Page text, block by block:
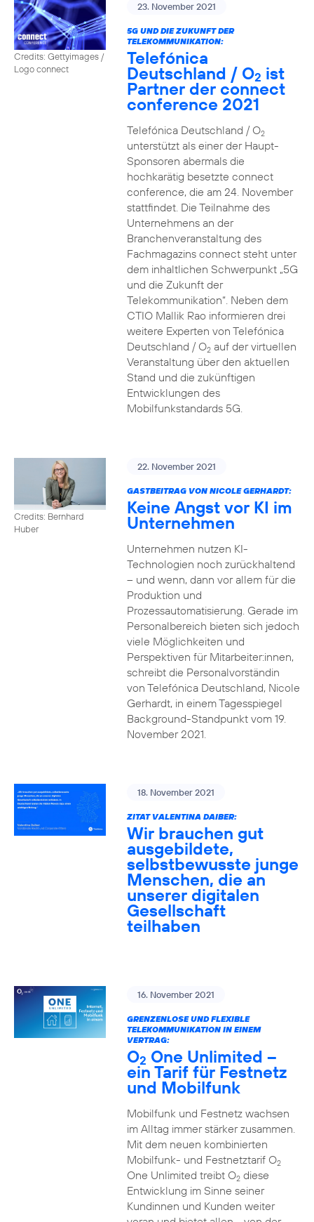
Credits: Gettyimages /
Logo connect
23. November 2021
5G UND DIE ZUKUNFT DER
TELEKOMMUNIKATION:
Telefónica
Deutschland / O2 ist
Partner der connect
conference 2021
Telefónica Deutschland / O2
unterstützt als einer der Haupt-
Sponsoren abermals die
hochkarätig besetzte connect
conference, die am 24. November
stattfindet. Die Teilnahme des
Unternehmens an der
Branchenveranstaltung des
Fachmagazins connect steht unter
dem inhaltlichen Schwerpunkt „5G
und die Zukunft der
Telekommunikation“. Neben dem
CTIO Mallik Rao informieren drei
weitere Experten von Telefónica
Deutschland / O2auf der virtuellen
Veranstaltung über den aktuellen
Stand und die zukünftigen
Entwicklungen des
Mobilfunkstandards 5G.
Credits: Bernhard
Huber
22. November 2021
GASTBEITRAG VON NICOLE GERHARDT:
Keine Angst vor KI im
Unternehmen
Unternehmen nutzen KI-
Technologien noch zurückhaltend
– und wenn, dann vor allem für die
Produktion und
Prozessautomatisierung. Gerade im
Personalbereich bieten sich jedoch
viele Möglichkeiten und
Perspektiven für Mitarbeiter:innen,
schreibt die Personalvorständin
von Telefónica Deutschland, Nicole
Gerhardt, in einem Tagesspiegel
Background-Standpunkt vom 19.
November 2021.
18. November 2021
ZITAT VALENTINA DAIBER:
Wir brauchen gut
ausgebildete,
selbstbewusste junge
Menschen, die an
unserer digitalen
Gesellschaft
teilhaben
16. November 2021
GRENZENLOSE UND FLEXIBLE
TELEKOMMUNIKATION IN EINEM
VERTRAG:
O2 One Unlimited –
ein Tarif für Festnetz
und Mobilfunk
Mobilfunk und Festnetz wachsen
im Alltag immer stärker zusammen.
Mit dem neuen kombinierten
Mobilfunk- und Festnetztarif O2
One Unlimited treibt O2diese
Entwicklung im Sinne seiner
Kundinnen und Kunden weiter